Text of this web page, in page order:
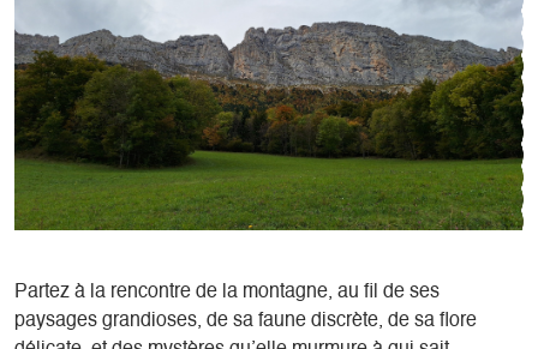
Partez à la rencontre de la montagne, au fil de ses
paysages grandioses, de sa faune discrète, de sa flore